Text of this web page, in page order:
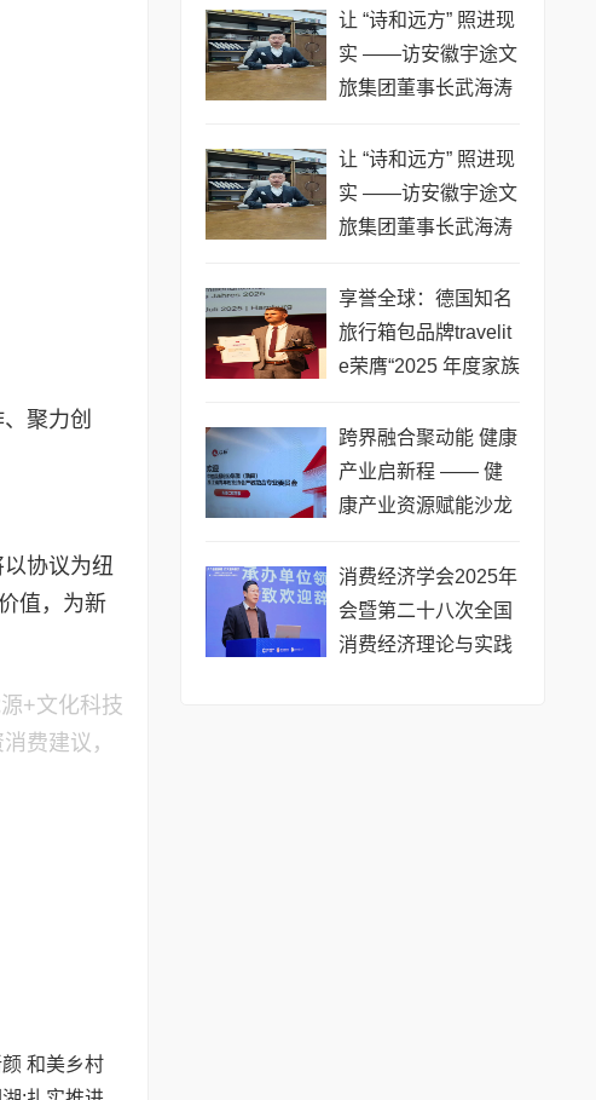
聚力创
协议为纽
值，为新
+文化科技
费建议，
让 “诗和远方” 照进现
实 ——访安徽宇途文
旅集团董事长武海涛
让 “诗和远方” 照进现
实 ——访安徽宇途文
旅集团董事长武海涛
享誉全球：德国知名
旅行箱包品牌travelit
e荣膺“2025 年度家族
​跨界融合聚动能 健康
产业启新程 —— 健
康产业资源赋能沙龙
消费经济学会2025年
会暨第二十八次全国
消费经济理论与实践